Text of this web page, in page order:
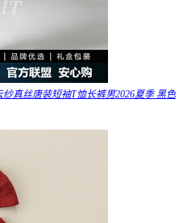
真丝唐装短袖T恤长裤男2026夏季 黑色